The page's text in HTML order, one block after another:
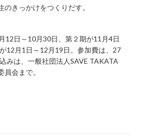
のきっかけをつくりだす。
12日～10月30日、第２期が11月4日
12月1日～12月19日。参加費は、27
みは、一般社団法人SAVE TAKATA
会まで。